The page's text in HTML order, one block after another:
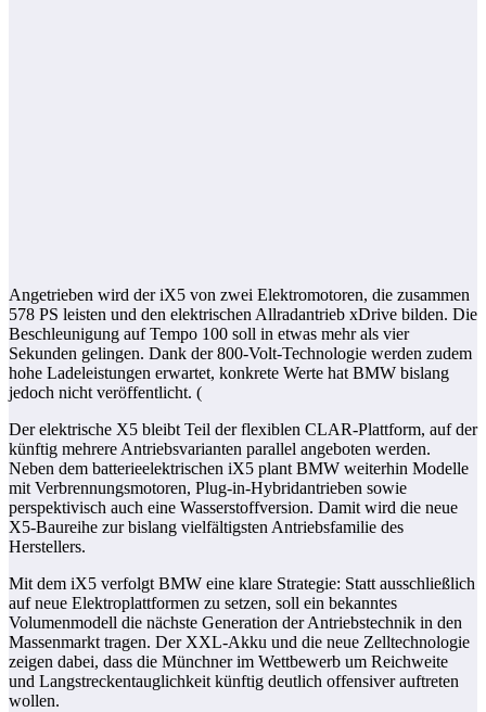
Angetrieben wird der iX5 von zwei Elektromotoren, die zusammen
578 PS leisten und den elektrischen Allradantrieb xDrive bilden. Die
Beschleunigung auf Tempo 100 soll in etwas mehr als vier
Sekunden gelingen. Dank der 800-Volt-Technologie werden zudem
hohe Ladeleistungen erwartet, konkrete Werte hat BMW bislang
jedoch nicht veröffentlicht. (
Der elektrische X5 bleibt Teil der flexiblen CLAR-Plattform, auf der
künftig mehrere Antriebsvarianten parallel angeboten werden.
Neben dem batterieelektrischen iX5 plant BMW weiterhin Modelle
mit Verbrennungsmotoren, Plug-in-Hybridantrieben sowie
perspektivisch auch eine Wasserstoffversion. Damit wird die neue
X5-Baureihe zur bislang vielfältigsten Antriebsfamilie des
Herstellers.
Mit dem iX5 verfolgt BMW eine klare Strategie: Statt ausschließlich
auf neue Elektroplattformen zu setzen, soll ein bekanntes
Volumenmodell die nächste Generation der Antriebstechnik in den
Massenmarkt tragen. Der XXL-Akku und die neue Zelltechnologie
zeigen dabei, dass die Münchner im Wettbewerb um Reichweite
und Langstreckentauglichkeit künftig deutlich offensiver auftreten
wollen.